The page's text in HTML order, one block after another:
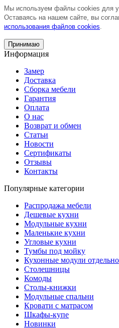
Мы используем файлы cookies для
Оставаясь на нашем сайте, вы
использования файлов cookies.
Принимаю
Информация
Замер
Доставка
Сборка мебели
Гарантия
Оплата
О нас
Возврат и обмен
Статьи
Новости
Сертификаты
Отзывы
Контакты
Популярные категории
Распродажа мебели
Дешевые кухни
Модульные кухни
Маленькие кухни
Угловые кухни
Тумбы под мойку
Кухонные модули отдельно
Столешницы
Комоды
Столы-книжки
Модульные спальни
Кровати с матрасом
Шкафы-купе
Новинки